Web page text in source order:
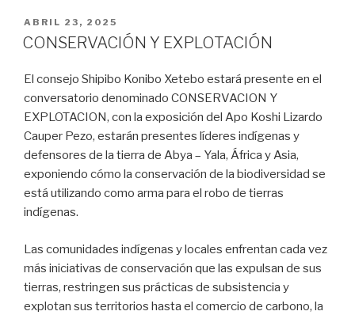
PUBLICADO
EL
ABRIL 23, 2025
CONSERVACIÓN Y EXPLOTACIÓN
El consejo Shipibo Konibo Xetebo estará presente en el
conversatorio denominado CONSERVACION Y
EXPLOTACION, con la exposición del Apo Koshi Lizardo
Cauper Pezo, estarán presentes líderes indígenas y
defensores de la tierra de Abya – Yala, África y Asia,
exponiendo cómo la conservación de la biodiversidad se
está utilizando como arma para el robo de tierras
indígenas.
Las comunidades indígenas y locales enfrentan cada vez
más iniciativas de conservación que las expulsan de sus
tierras, restringen sus prácticas de subsistencia y
explotan sus territorios hasta el comercio de carbono, la